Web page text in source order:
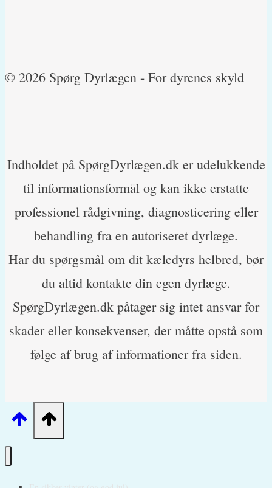
© 2026 Spørg Dyrlægen - For dyrenes skyld
Indholdet på SpørgDyrlægen.dk er udelukkende
til informationsformål og kan ikke erstatte
professionel rådgivning, diagnosticering eller
behandling fra en autoriseret dyrlæge.
Har du spørgsmål om dit kæledyrs helbred, bør
du altid kontakte din egen dyrlæge.
SpørgDyrlægen.dk påtager sig intet ansvar for
skader eller konsekvenser, der måtte opstå som
følge af brug af informationer fra siden.